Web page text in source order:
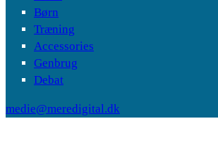
Børn
Træning
Accessories
Genbrug
Debat
medie@meredigital.dk